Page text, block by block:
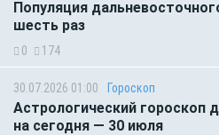
Популяция
шесть раз
0 174
30.07.2026 01:00 Гороскоп
Астрологический гороскоп
на сегодня — 30 июля